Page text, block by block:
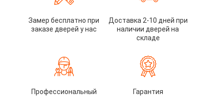
Замер бесплатно при
заказе дверей у нас
Доставка 2-10 дней при
наличии дверей на
складе
Профессиональный
Гарантия